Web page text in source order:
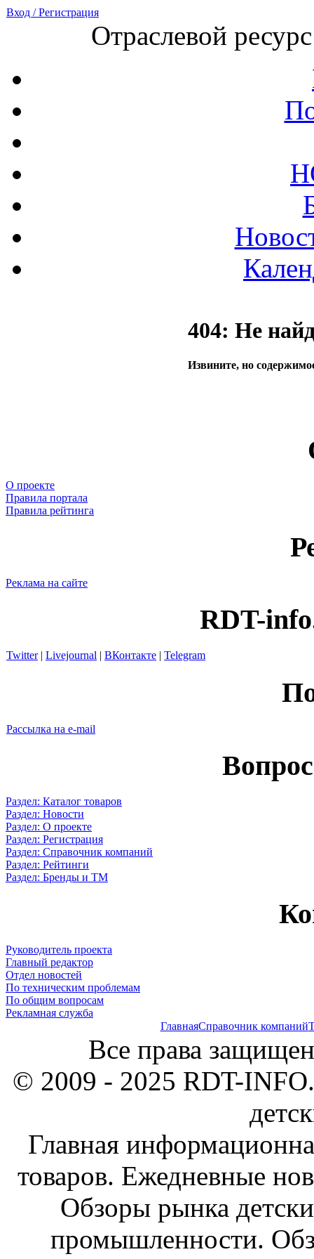
Вход / Регистрация
Отраслевой
404: Не
Извините, но
О проекте
Правила портала
Правила рейтинга
Реклама на сайте
RDT-
Twitter| Livejournal | ВКонтакте | Telegram
Рассылка на e-mail
Раздел: Каталог товаров
Раздел: Новости
Раздел: О проекте
Раздел: Регистрация
Раздел: Справочник компаний
Раздел: Рейтинги
Раздел: Бренды и ТМ
Руководитель проекта
Главный редактор
Отдел новостей
По техническим проблемам
По общим вопросам
Рекламная служба
ГлавнаяСправочник компаний
Все права
© 2009 - 2025 RDT-
Главная
товаров. Ежедневные
Обзоры рынка
промышленности.